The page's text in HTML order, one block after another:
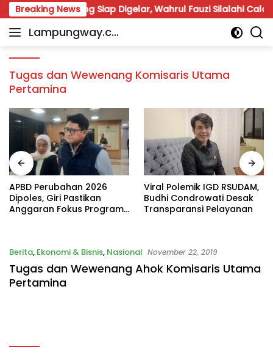
Skip
to
content
Breaking News
Lampung Siap Digelar, Wahrul Fauzi Silalahi Calon
Lampungway.co
Portal
Lampung
Terpercaya
dan
Terupdate
Tugas dan Wewenang Komisaris Utama
Pertamina
APBD Perubahan 2026
Dipoles, Giri Pastikan
Anggaran Fokus Program
Viral Polemik IGD RSUDAM,
Budhi Condrowati Desak
Transparansi Pelayanan
Berita, Ekonomi & Bisnis, Nasional November 22, 2019
Tugas dan Wewenang Ahok Komisaris Utama
Pertamina